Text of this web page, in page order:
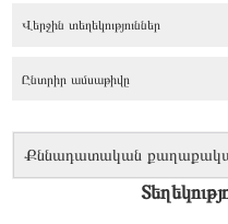
Քննադատական
Վերջին տեղեկություններ